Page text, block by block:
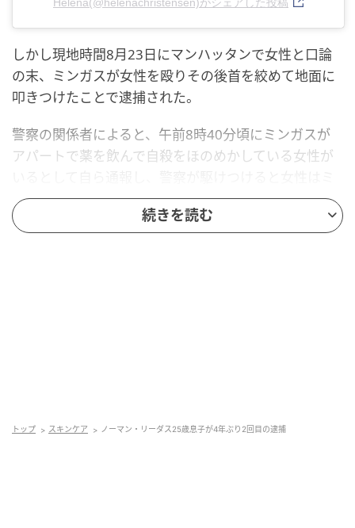
しかし現地時間8月23日にマンハッタンで女性と口論
の末、ミンガスが女性を殴りその後首を絞めて地面に
叩きつけたことで逮捕された。
警察の関係者によると、午前8時40分頃にミンガスが
アパートで薬を飲んで自殺をほのめかしている女性が
ンガスに暴行されたと主張。そして女性は首と脚に軽
傷を負っていたことからそのまま病院へ。一方のミン
続きを読む
トップ スキンケア ノーマン・リーダス25歳息子が4年ぶり2回目の逮捕